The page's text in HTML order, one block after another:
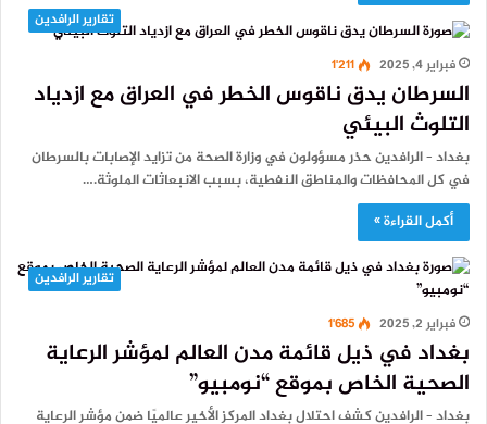
تقارير الرافدين
فبراير 4, 2025
1٬211
السرطان يدق ناقوس الخطر في العراق مع ازدياد
التلوث البيئي
بغداد – الرافدين حذر مسؤولون في وزارة الصحة من تزايد الإصابات بالسرطان
في كل المحافظات والمناطق النفطية، بسبب الانبعاثات الملوثة.…
أكمل القراءة »
تقارير الرافدين
فبراير 2, 2025
1٬685
بغداد في ذيل قائمة مدن العالم لمؤشر الرعاية
الصحية الخاص بموقع “نومبيو”
بغداد – الرافدين كشف احتلال بغداد المركز الأخير عالميًا ضمن مؤشر الرعاية